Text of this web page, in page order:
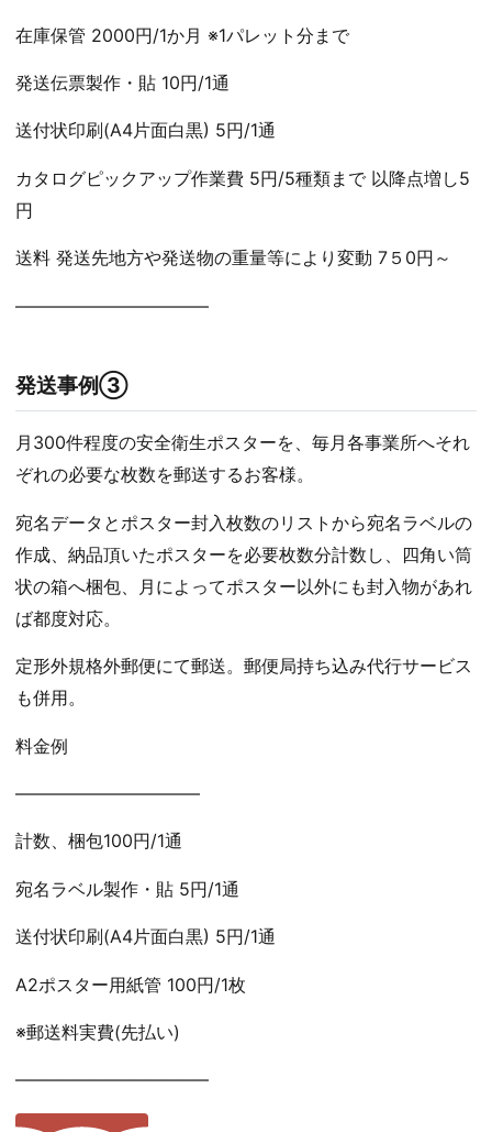
在庫保管 2000円/1か月 ※1パレット分まで
発送伝票製作・貼 10円/1通
送付状印刷(A4片面白黒) 5円/1通
カタログピックアップ作業費 5円/5種類まで 以降点増し5
円
送料 発送先地方や発送物の重量等により変動 7５0円～
———————————
発送事例③
月300件程度の安全衛生ポスターを、毎月各事業所へそれ
ぞれの必要な枚数を郵送するお客様。
宛名データとポスター封入枚数のリストから宛名ラベルの
作成、納品頂いたポスターを必要枚数分計数し、四角い筒
状の箱へ梱包、月によってポスター以外にも封入物があれ
ば都度対応。
定形外規格外郵便にて郵送。郵便局持ち込み代行サービス
も併用。
料金例
——————————–
計数、梱包100円/1通
宛名ラベル製作・貼 5円/1通
送付状印刷(A4片面白黒) 5円/1通
A2ポスター用紙管 100円/1枚
※郵送料実費(先払い)
———————————